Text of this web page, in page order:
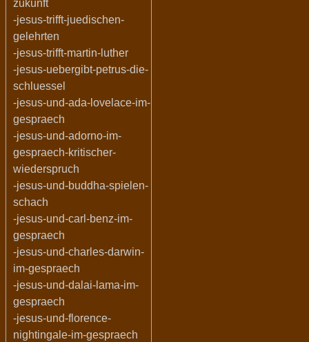
zukunft
-jesus-trifft-juedischen-
gelehrten
-jesus-trifft-martin-luther
-jesus-uebergibt-petrus-die-
schluessel
-jesus-und-ada-lovelace-im-
gespraech
-jesus-und-adorno-im-
gespraech-kritischer-
wiederspruch
-jesus-und-buddha-spielen-
schach
-jesus-und-carl-benz-im-
gespraech
-jesus-und-charles-darwin-
im-gespraech
-jesus-und-dalai-lama-im-
gespraech
-jesus-und-florence-
nightingale-im-gespraech